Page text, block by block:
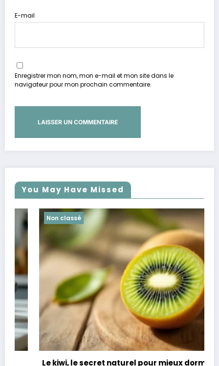
E-mail
Enregistrer mon nom, mon e-mail et mon site dans le
navigateur pour mon prochain commentaire.
You May Have Missed
Non classé
Le kiwi, le secret naturel pour mieux dormir